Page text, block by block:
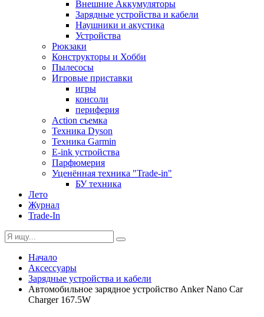
Внешние Аккумуляторы
Зарядные устройства и кабели
Наушники и акустика
Устройства
Рюкзаки
Конструкторы и Хобби
Пылесосы
Игровые приставки
игры
консоли
периферия
Action съемка
Техника Dyson
Техника Garmin
E-ink устройства
Парфюмерия
Уценённая техника "Trade-in"
БУ техника
Лето
Журнал
Trade-In
Начало
Аксессуары
Зарядные устройства и кабели
Автомобильное зарядное устройство Anker Nano Car
Charger 167.5W